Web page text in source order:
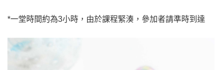
*一堂時間約為3小時，由於課程緊湊，參加者請準時到達